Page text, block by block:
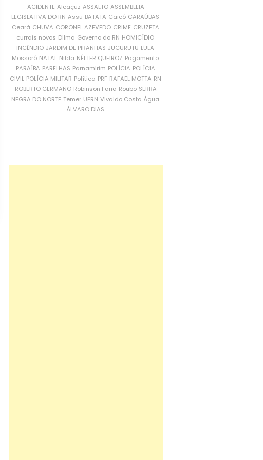
ACIDENTE Alcaçuz ASSALTO ASSEMBLEIA
LEGISLATIVA DO RN Assu BATATA Caicó CARAÚBAS
Ceará CHUVA CORONEL AZEVEDO CRIME CRUZETA
currais novos Dilma Governo do RN HOMICÍDIO
INCÊNDIO JARDIM DE PIRANHAS JUCURUTU LULA
Mossoró NATAL Nilda NÉLTER QUEIROZ Pagamento
PARAÍBA PARELHAS Parnamirim POLÍCIA POLÍCIA
CIVIL POLÍCIA MILITAR Política PRF RAFAEL MOTTA RN
ROBERTO GERMANO Robinson Faria Roubo SERRA
NEGRA DO NORTE Temer UFRN Vivaldo Costa Água
ÁLVARO DIAS